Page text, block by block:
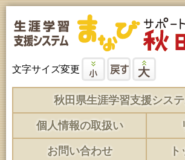
文字サイズ変更
秋田県生涯学習支援シス
個人情報の取扱い
お問い合わせ